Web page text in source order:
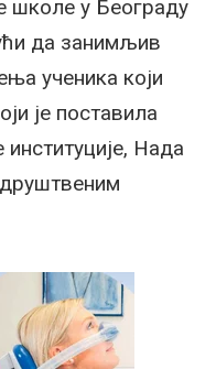
школе у Београду
да занимљив
ученика који
је поставила
Нада